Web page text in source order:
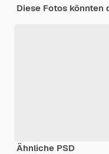
Diese Fotos könnten
Ähnliche PSD